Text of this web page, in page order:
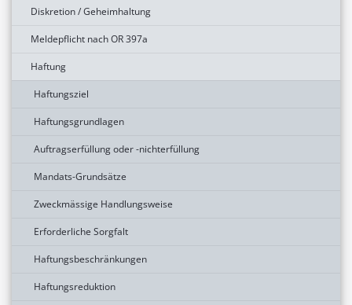
Diskretion / Geheimhaltung
Meldepflicht nach OR 397a
Haftung
Haftungsziel
Haftungsgrundlagen
Auftragserfüllung oder -nichterfüllung
Mandats-Grundsätze
Zweckmässige Handlungsweise
Erforderliche Sorgfalt
Haftungsbeschränkungen
Haftungsreduktion